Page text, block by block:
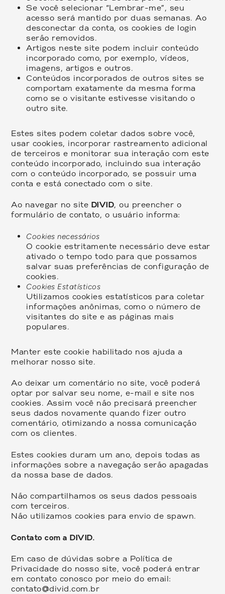
Se você selecionar “Lembrar-me”, seu
acesso será mantido por duas semanas. Ao
desconectar da conta, os cookies de login
serão removidos.
Artigos neste site podem incluir conteúdo
incorporado como, por exemplo, vídeos,
imagens, artigos e outros.
Conteúdos incorporados de outros sites se
comportam exatamente da mesma forma
como se o visitante estivesse visitando o
outro site.
Estes sites podem coletar dados sobre você,
usar cookies, incorporar rastreamento adicional
de terceiros e monitorar sua interação com este
conteúdo incorporado, incluindo sua interação
com o conteúdo incorporado, se possuir uma
conta e está conectado com o site.
Ao navegar no site DIVID, ou preencher o
formulário de contato, o usuário informa:
Cookies necessários
O cookie estritamente necessário deve estar
ativado o tempo todo para que possamos
salvar suas preferências de configuração de
cookies.
Cookies Estatísticos
Utilizamos cookies estatísticos para coletar
informações anônimas, como o número de
visitantes do site e as páginas mais
populares.
Manter este cookie habilitado nos ajuda a
melhorar nosso site.
Ao deixar um comentário no site, você poderá
optar por salvar seu nome, e-mail e site nos
cookies. Assim você não precisará preencher
seus dados novamente quando fizer outro
comentário, otimizando a nossa comunicação
com os clientes.
Estes cookies duram um ano, depois todas as
informações sobre a navegação serão apagadas
da nossa base de dados.
Não compartilhamos os seus dados pessoais
com terceiros.
Não utilizamos cookies para envio de spawn.
Contato com aDIVID.
Em caso de dúvidas sobre a Política de
Privacidade do nosso site, você poderá entrar
em contato conosco por meio do email:
contato@divid.com.br